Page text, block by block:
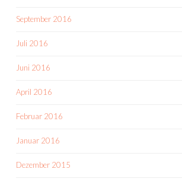
September 2016
Juli 2016
Juni 2016
April 2016
Februar 2016
Januar 2016
Dezember 2015